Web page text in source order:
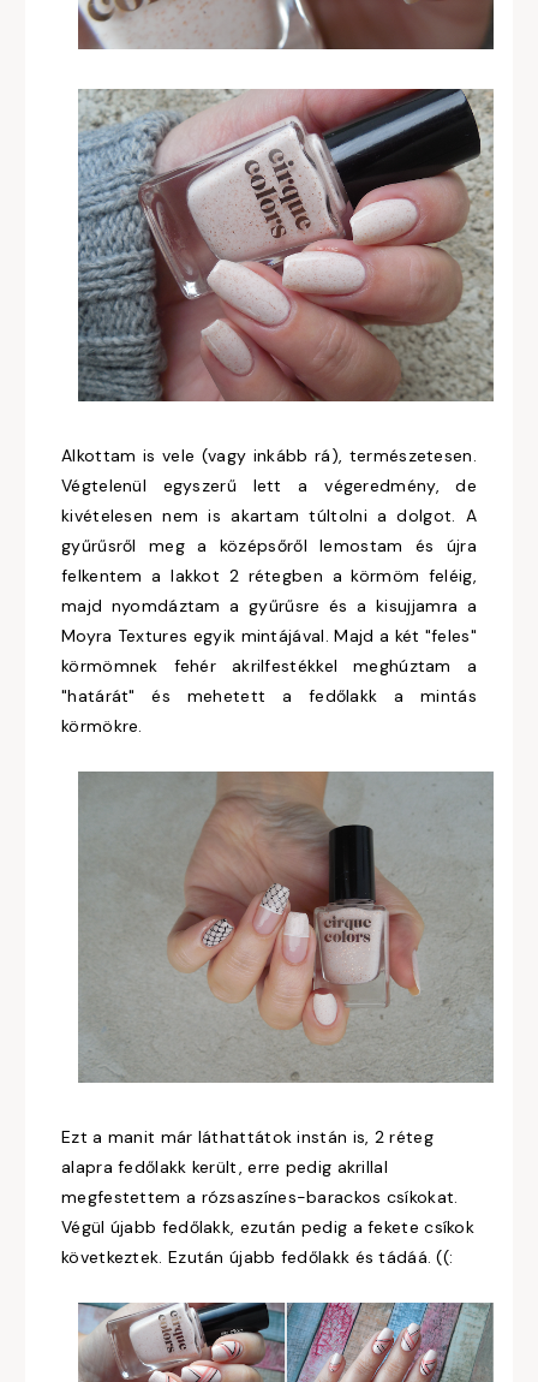
Alkottam is vele (vagy inkább rá), természetesen.
Végtelenül egyszerű lett a végeredmény, de
kivételesen nem is akartam túltolni a dolgot. A
gyűrűsről meg a középsőről lemostam és újra
felkentem a lakkot 2 rétegben a körmöm feléig,
majd nyomdáztam a gyűrűsre és a kisujjamra a
Moyra Textures egyik mintájával. Majd a két "feles"
körmömnek fehér akrilfestékkel meghúztam a
"határát" és mehetett a fedőlakk a mintás
körmökre.
Ezt a manit már láthattátok instán is, 2 réteg
alapra fedőlakk került, erre pedig akrillal
megfestettem a rózsaszínes-barackos csíkokat.
Végül újabb fedőlakk, ezután pedig a fekete csíkok
következtek. Ezután újabb fedőlakk és tádáá. ((: